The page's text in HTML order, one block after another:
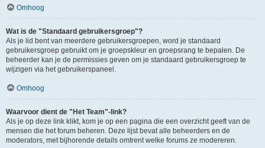
Omhoog
Wat is de "Standaard gebruikersgroep"?
Als je lid bent van meerdere gebruikersgroepen, word je standaard
gebruikersgroep gebruikt om je groepskleur en groepsrang te bepalen. De
beheerder kan je de permissies geven om je standaard gebruikersgroep te
wijzigen via het gebruikerspaneel.
Omhoog
Waarvoor dient de "Het Team"-link?
Als je op deze link klikt, kom je op een pagina die een overzicht geeft van de
mensen die het forum beheren. Deze lijst bevat alle beheerders en de
moderators, met bijhorende details omtrent welke forums ze modereren.